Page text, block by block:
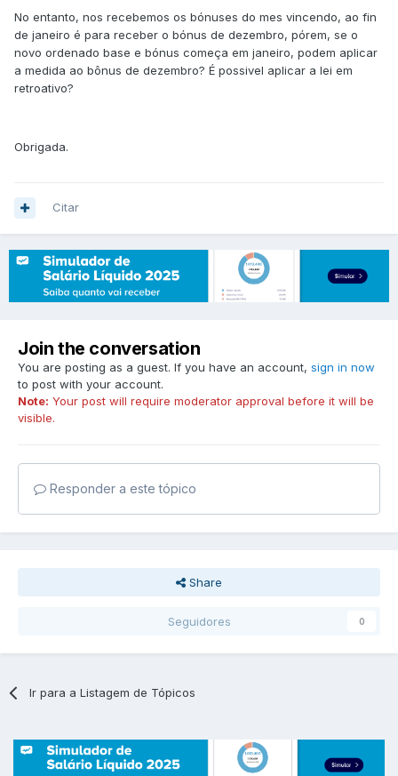
No entanto, nos recebemos os bónuses do mes vincendo, ao fin
de janeiro é para receber o bónus de dezembro, pórem, se o
novo ordenado base e bónus começa em janeiro, podem aplicar
a medida ao bônus de dezembro? É possivel aplicar a lei em
retroativo?
Obrigada.
Citar
Join the conversation
You are posting as a guest. If you have an account, sign in now
to post with your account.
Note: Your post will require moderator approval before it will be
visible.
Responder a este tópico
Share
Seguidores 0
Ir para a Listagem de Tópicos